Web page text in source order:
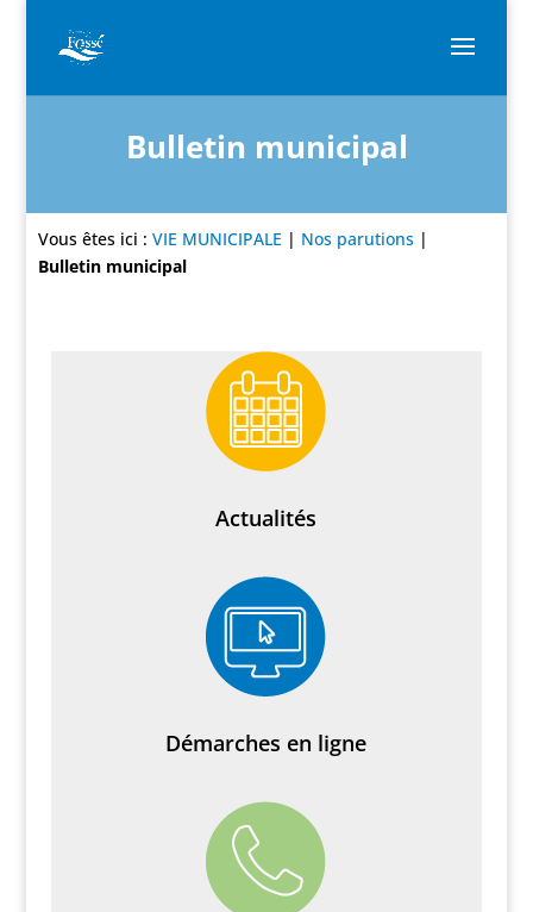
Bulletin municipal
Vous êtes ici :VIE MUNICIPALE | Nos parutions |
Bulletin municipal
Actualités
Démarches en ligne